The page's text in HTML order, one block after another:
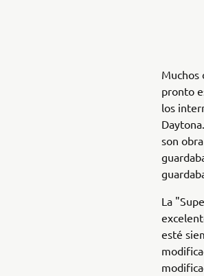
Muchos
pronto
los
son
La
esté